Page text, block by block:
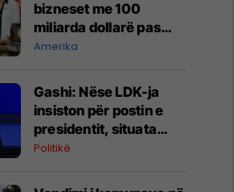
bizneset me 100
miliarda dollarë pas
anulimit të tarifave të
Amerika
Gashi: Nëse LDK-ja
insiston për postin e
presidentit, situata
komplikohet - pres që
Politikë